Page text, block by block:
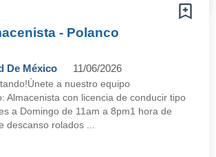
- Polanco
De México 11/06/2026
a nuestro equipo
Almacenista con licencia de conducir tipo
a Domingo de 11am a 8pm1 hora de
descanso rolados ...